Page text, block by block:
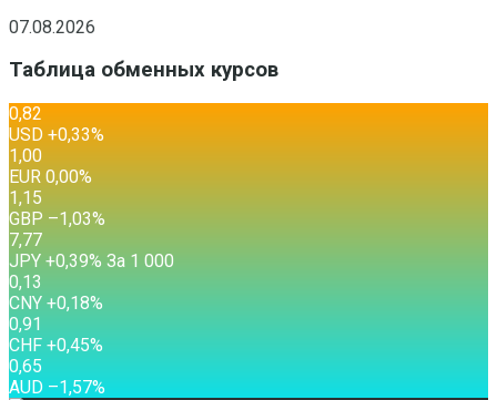
07.08.2026
Таблица обменных курсов
0,82
USD +0,33%
1,00
EUR 0,00%
1,15
GBP –1,03%
7,77
JPY +0,39% За 1 000
0,13
CNY +0,18%
0,91
CHF +0,45%
0,65
AUD –1,57%